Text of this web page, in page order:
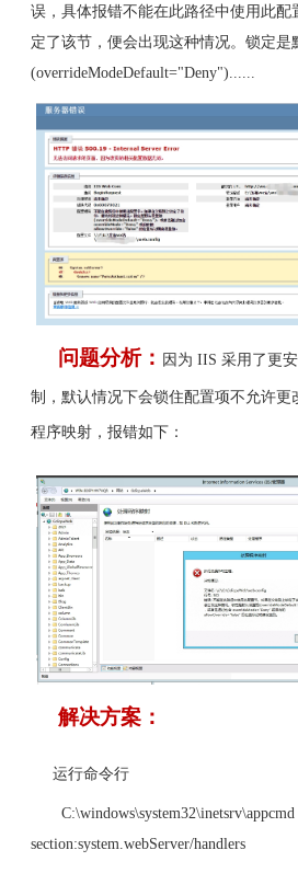
误，具体报错不能在此路径中使用此配
定了该节，便会出现这种情况。锁定是
(overrideModeDefault="Deny")......
问题分析： 因为 IIS 采用了更
制，默认情况下会锁住配置项不允许更
程序映射，报错如下：
解决方案：
运行命令行
section:system.webServer/handlers